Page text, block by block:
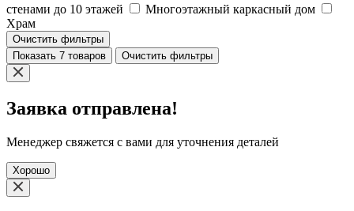
стенами до 10 этажей
Многоэтажный каркасный дом
Храм
Очистить фильтры
Показать 7 товаров
Очистить фильтры
Заявка отправлена!
Менеджер свяжется с вами для уточнения деталей
Хорошо